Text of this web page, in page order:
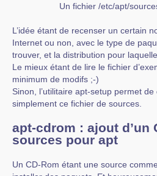
Un fichier /etc/apt/
L’idée étant de recenser un certain
Internet ou non, avec le type de
trouver, et la distribution pour
Le mieux étant de lire le fichier
minimum de modifs ;-)
Sinon, l’utilitaire apt-setup permet
simplement ce fichier de sources.
apt-cdrom : ajout d’un
sources pour apt
Un CD-Rom étant une source